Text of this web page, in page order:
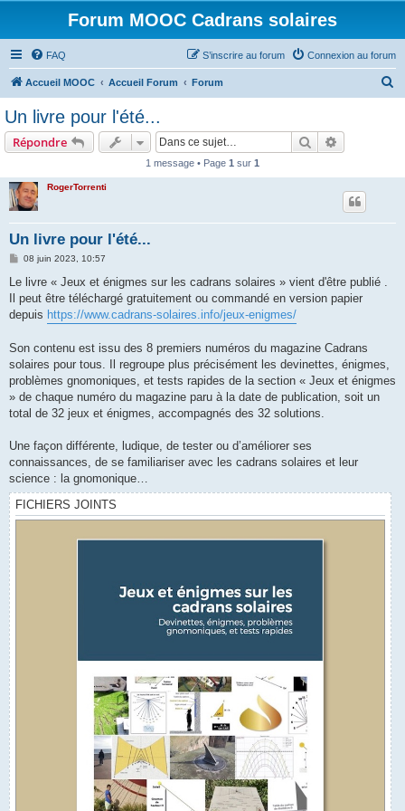
Forum MOOC Cadrans solaires
FAQ Connexion au forum
S’inscrire au forum
Accueil MOOC Accueil Forum Forum
Un livre pour l'été...
Répondre Rechercher
1 message • Page 1 sur 1
RogerTorrenti
Un livre pour l'été...
M
s
a
g
e
08 juin 2023, 10:57
Le livre « Jeux et énigmes sur les cadrans solaires » vient d'être publié .
Il peut être téléchargé gratuitement ou commandé en version papier
depuis https://www.cadrans-solaires.info/jeux-enigmes/
Son contenu est issu des 8 premiers numéros du magazine Cadrans
solaires pour tous. Il regroupe plus précisément les devinettes, énigmes,
problèmes gnomoniques, et tests rapides de la section « Jeux et énigmes
» de chaque numéro du magazine paru à la date de publication, soit un
total de 32 jeux et énigmes, accompagnés des 32 solutions.
Une façon différente, ludique, de tester ou d’améliorer ses
connaissances, de se familiariser avec les cadrans solaires et leur
science : la gnomonique…
FICHIERS JOINTS